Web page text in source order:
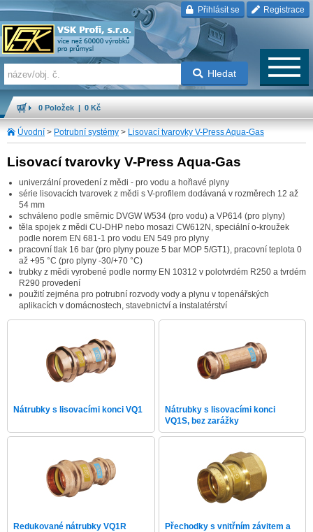
Přihlásit se Registrace
Hledat
0 Položek | 0 Kč
Úvodní > Potrubní systémy > Lisovací tvarovky V-Press Aqua-Gas
Lisovací tvarovky V-Press Aqua-Gas
univerzální provedení z mědi - pro vodu a hořlavé plyny
série lisovacích tvarovek z mědi s V-profilem dodávaná v rozměrech 12 až
54 mm
schváleno podle směrnic DVGW W534 (pro vodu) a VP614 (pro plyny)
těla spojek z mědi CU-DHP nebo mosazi CW612N, speciální o-kroužek
podle norem EN 681-1 pro vodu EN 549 pro plyny
pracovní tlak 16 bar (pro plyny pouze 5 bar MOP 5/GT1), pracovní teplota 0
až +95 °C (pro plyny -30/+70 °C)
trubky z mědi vyrobené podle normy EN 10312 v polotvrdém R250 a tvrdém
R290 provedení
použití zejména pro potrubní rozvody vody a plynu v topenářských
aplikacích v domácnostech, stavebnictví a instalatérství
Nátrubky s lisovacími konci VQ1
Nátrubky s lisovacími konci
VQ1S, bez zarážky
Redukované nátrubky VQ1R
Přechodky s vnitřním závitem a